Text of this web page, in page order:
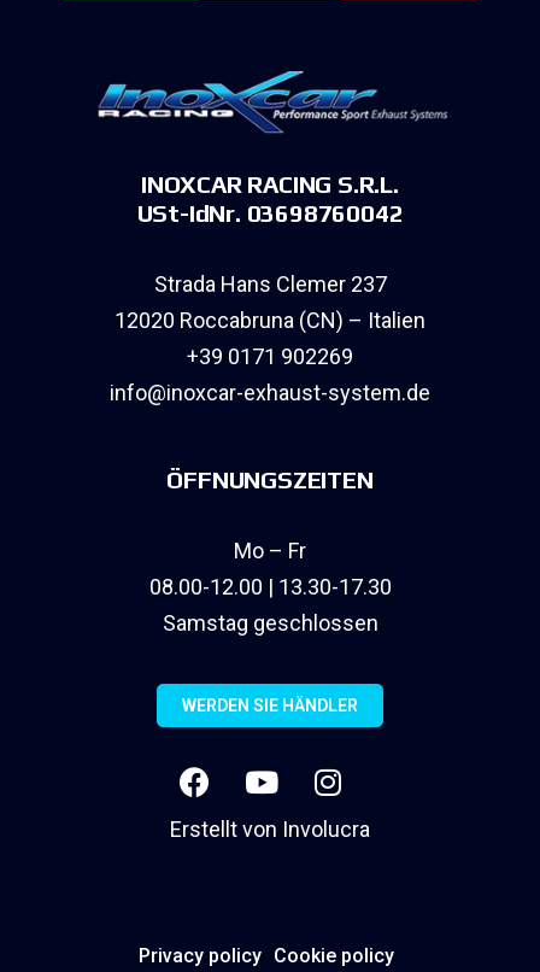
INOXCAR RACING S.R.L.
USt-IdNr. 03698760042
Strada Hans Clemer 237
12020 Roccabruna (CN) – Italien
+39 0171 902269
info@inoxcar-exhaust-system.de
ÖFFNUNGSZEITEN
Mo – Fr
08.00-12.00 | 13.30-17.30
Samstag geschlossen
WERDEN SIE HÄNDLER
Erstellt von Involucra
Privacy policy Cookie policy